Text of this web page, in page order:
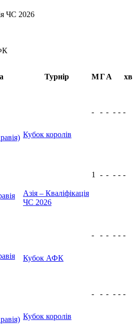
ЧС 2026
Турнір МГА хв
Кубок королів
- - - - - -
Азія – Кваліфікація
ЧС 2026
1 - - - - -
Кубок АФК
- - - - - -
Кубок королів
- - - - - -